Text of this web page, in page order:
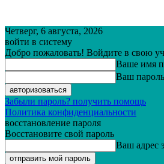
Четверг, 6 августа, 2026
войти в систему
Добро пожаловать! Войдите в свою
Ваше имя
Ваш пароль
Забыли пароль? получить помощь
Политика конфиденциальности
восстановление пароля
Восстановите свой пароль
Ваш адрес